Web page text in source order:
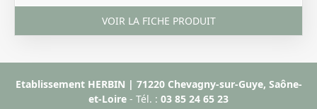
VOIR LA FICHE PRODUIT
Etablissement HERBIN | 71220 Chevagny-sur-Guye, Saône-
et-Loire - Tél. : 03 85 24 65 23